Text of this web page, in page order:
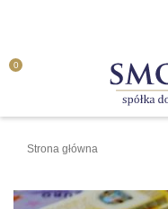
0
Strona główna